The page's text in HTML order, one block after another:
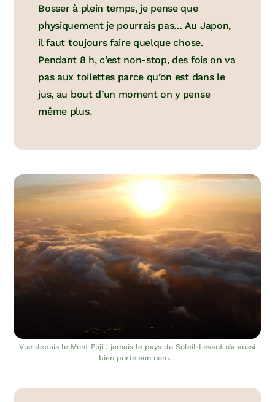
Bosser à plein temps, je pense que
physiquement je pourrais pas… Au Japon,
il faut toujours faire quelque chose.
Pendant 8 h, c’est non-stop, des fois on va
pas aux toilettes parce qu’on est dans le
jus, au bout d’un moment on y pense
même plus.
Vue depuis le Mont Fuji : jamais le pays du Soleil-Levant n’a aussi
bien porté son nom…